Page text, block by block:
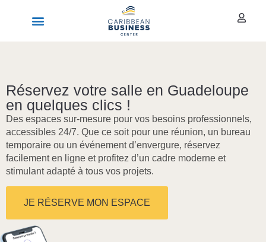
Réservez votre salle en Guadeloupe
en quelques clics !
Des espaces sur-mesure pour vos besoins professionnels,
accessibles 24/7. Que ce soit pour une réunion, un bureau
temporaire ou un événement d’envergure, réservez
facilement en ligne et profitez d’un cadre moderne et
stimulant adapté à tous vos projets.
JE RÉSERVE MON ESPACE